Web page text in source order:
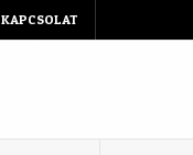
KAPCSOLAT